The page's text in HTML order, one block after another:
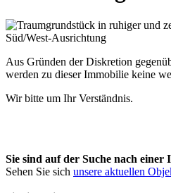
Aus Gründen der Diskretion
werden zu dieser Immobilie keine
Wir bitte um Ihr Verständnis.
Sie sind auf der Suche nach einer
Sehen Sie sich unsere aktuellen